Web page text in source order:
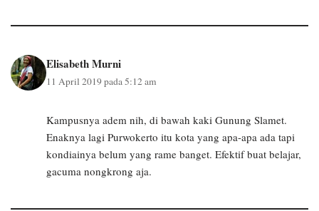
Elisabeth Murni
11 April 2019 pada 5:12 am
Kampusnya adem nih, di bawah kaki Gunung Slamet.
Enaknya lagi Purwokerto itu kota yang apa-apa ada tapi
kondiainya belum yang rame banget. Efektif buat belajar,
gacuma nongkrong aja.